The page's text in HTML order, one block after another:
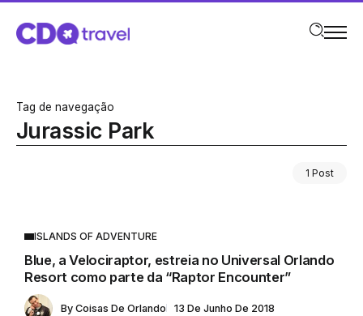
Tag de navegação
Jurassic Park
1 Post
ISLANDS OF ADVENTURE
Blue, a Velociraptor, estreia no Universal Orlando
Resort como parte da “Raptor Encounter”
By Coisas De Orlando 13 De Junho De 2018